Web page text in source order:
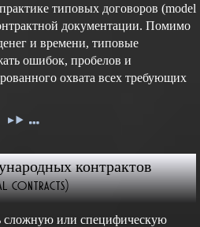
типовых договоров (model
документации. Помимо
и времени, типовые
ошибок, пробелов и
охвата всех требующих
контрактов
contracts)
сложную или специфическую